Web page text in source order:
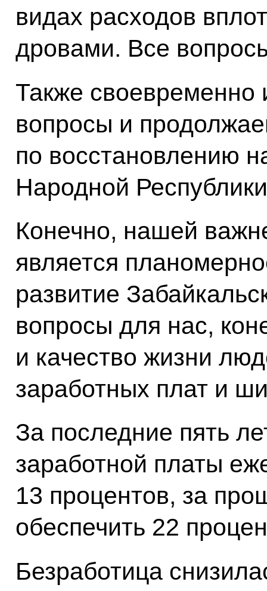
видах расходов
дровами. Все
Также своевременно
вопросы и
по восстановлению
Народной
Конечно, нашей
является
развитие
вопросы для нас,
и качество жизни
заработных плат и
За последние пять
заработной платы
13 процентов, за
обеспечить 22
Безработица